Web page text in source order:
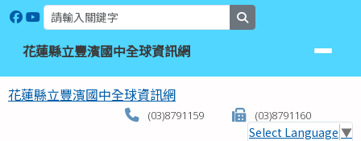
跳至主內容區
花蓮縣立豐濱國中全球資訊網
花蓮縣立豐濱國中全球資訊網
花蓮縣立豐濱國中全球資訊網
(03)8791159 (03)8791160
Select Language ▼